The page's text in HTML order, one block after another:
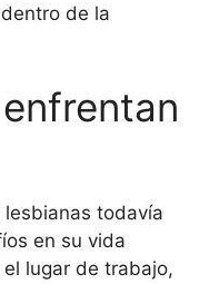
de la
todavía
en su vida
lugar de trabajo,